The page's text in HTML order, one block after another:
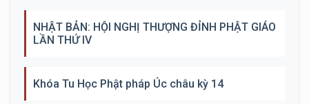
NHẬT BẢN: HỘI NGHỊ THƯỢNG ĐỈNH PHẬT GIÁO
LẦN THỨ IV
Khóa Tu Học Phật pháp Úc châu kỳ 14